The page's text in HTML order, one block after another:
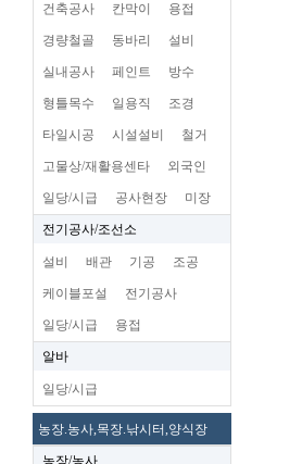
건축공사 칸막이 용접
경량철골 동바리 설비
실내공사 페인트 방수
형틀목수 일용직 조경
타일시공 시설설비 철거
고물상/재활용센타 외국인
일당/시급 공사현장 미장
전기공사/조선소
설비 배관 기공 조공
케이블포설 전기공사
일당/시급 용접
알바
일당/시급
농장.농사,목장.낚시터,양식장
농장/농사